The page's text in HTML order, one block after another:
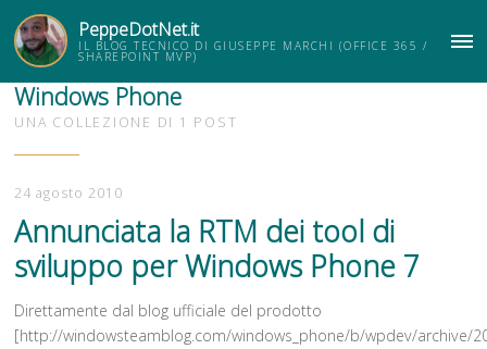
PeppeDotNet.it
IL BLOG TECNICO DI GIUSEPPE MARCHI (OFFICE 365 /
SHAREPOINT MVP)
Windows Phone
UNA COLLEZIONE DI 1 POST
24 agosto 2010
Annunciata la RTM dei tool di
sviluppo per Windows Phone 7
Direttamente dal blog ufficiale del prodotto
[http://windowsteamblog.com/windows_phone/b/wpdev/archive/